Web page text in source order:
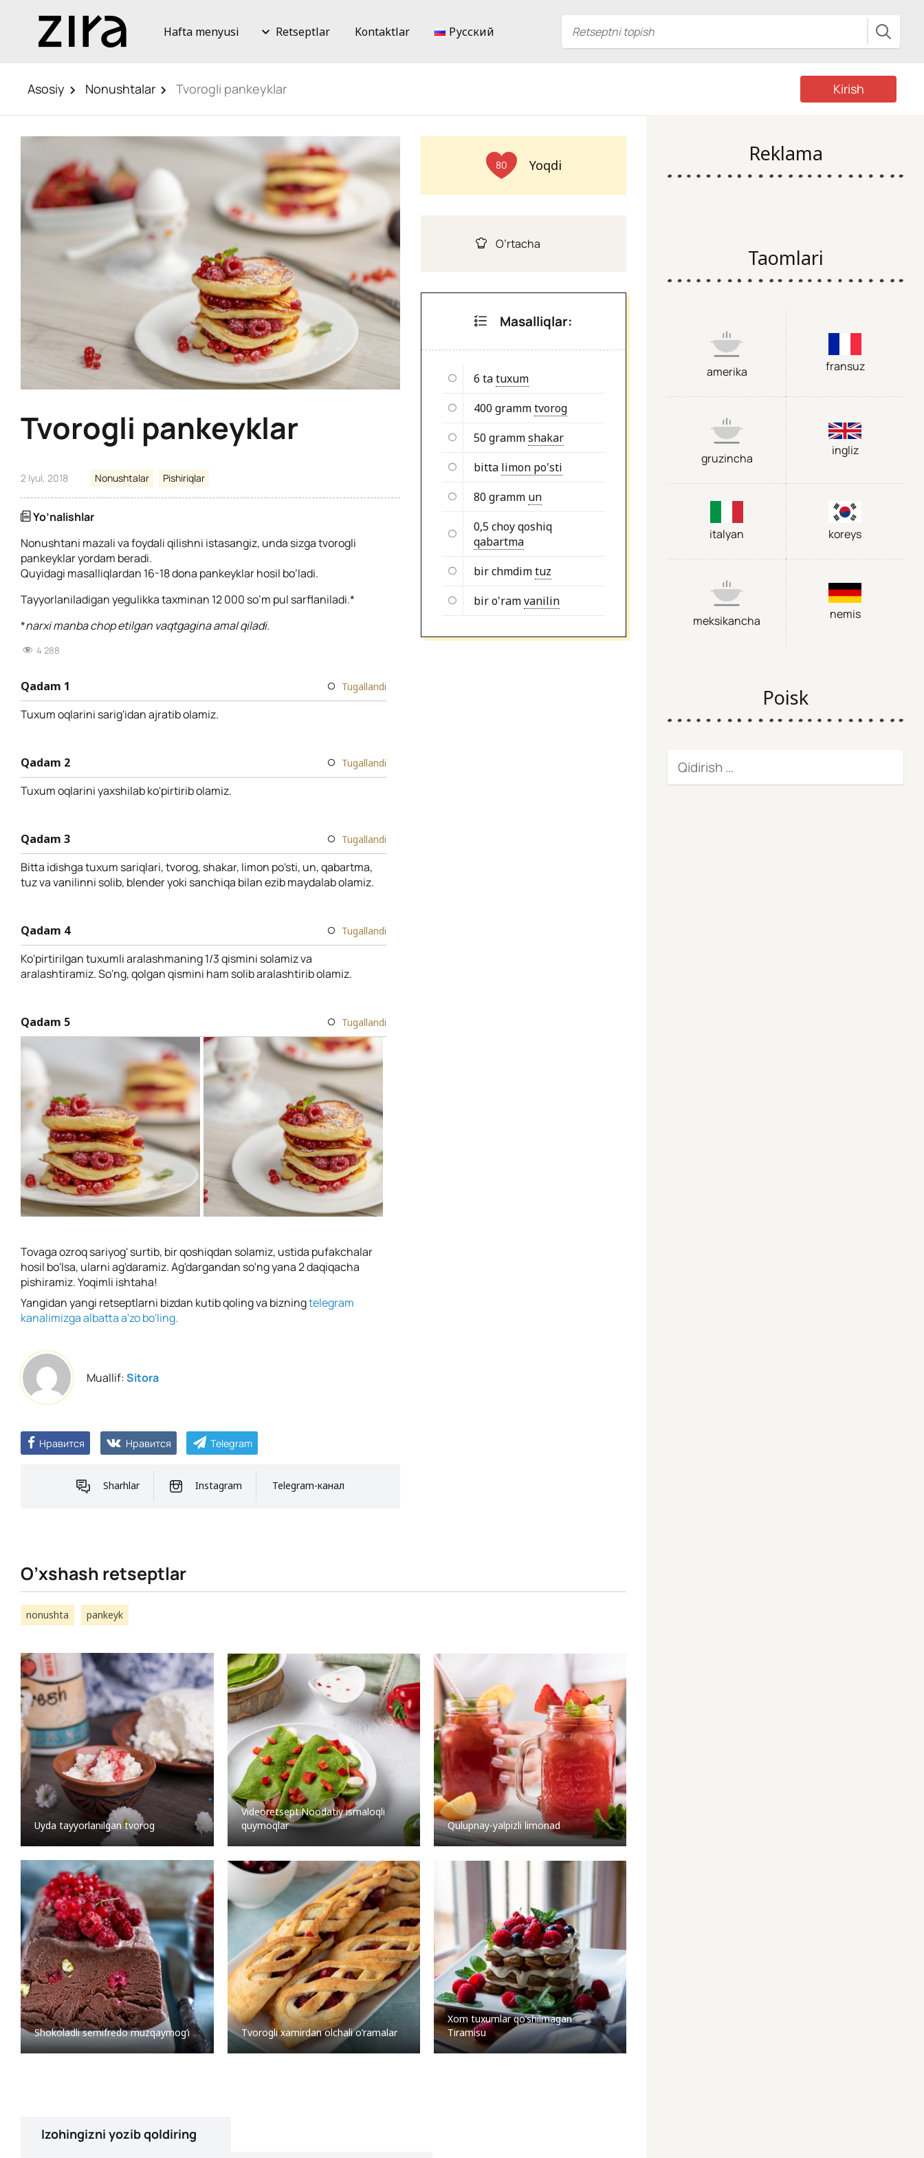
Hafta menyusi Retseptlar Kontaktlar Русский
Asosiy Nonushtalar Tvorogli pankeyklar Kirish
Tvorogli pankeyklar
2 Iyul, 2018 Nonushtalar Pishiriqlar
Yo’nalishlar
Nonushtani mazali va foydali qilishni istasangiz, unda sizga tvorogli
pankeyklar yordam beradi.
Quyidagi masalliqlardan 16-18 dona pankeyklar hosil bo’ladi.
Tayyorlaniladigan yegulikka taxminan 12 000 so’m pul sarflaniladi.*
*narxi manba chop etilgan vaqtgagina amal qiladi.
4 288
Qadam 1 Tugallandi
Tuxum oqlarini sarig'idan ajratib olamiz.
Qadam 2 Tugallandi
Tuxum oqlarini yaxshilab ko'pirtirib olamiz.
Qadam 3 Tugallandi
Bitta idishga tuxum sariqlari, tvorog, shakar, limon po'sti, un, qabartma,
tuz va vanilinni solib, blender yoki sanchiqa bilan ezib maydalab olamiz.
Qadam 4 Tugallandi
Ko'pirtirilgan tuxumli aralashmaning 1/3 qismini solamiz va
aralashtiramiz. So'ng, qolgan qismini ham solib aralashtirib olamiz.
Qadam 5 Tugallandi
Tovaga ozroq sariyog' surtib, bir qoshiqdan solamiz, ustida pufakchalar
hosil bo'lsa, ularni ag'daramiz. Ag'dargandan so'ng yana 2 daqiqacha
pishiramiz. Yoqimli ishtaha!
Yangidan yangi retseptlarni bizdan kutib qoling va bizningtelegram
kanalimizga albatta a'zo bo'ling.
Muallif:Sitora
Нравится Нравится Telegram
Sharhlar Instagram Telegram-канал
80 Yoqdi
O’rtacha
Masalliqlar:
6 tatuxum
400 grammtvorog
50 grammshakar
bitta limon po'sti
80 gramm un
0,5 choy qoshiq
qabartma
bir chmdimtuz
bir o'ramvanilin
O’xshash retseptlar
nonushta pankeyk
Uyda tayyorlanilgan tvorog
Videoretsept:Noodatiy ismaloqli
quymoqlar
Qulupnay-yalpizli limonad
Shokoladli semifredo muzqaymog’i Tvorogli xamirdan olchali o’ramalar
Xom tuxumlar qo’shilmagan
Tiramisu
Izohingizni yozib qoldiring
Reklama
Taomlari
amerika fransuz
gruzincha
ingliz
italyan koreys
meksikancha nemis
Poisk